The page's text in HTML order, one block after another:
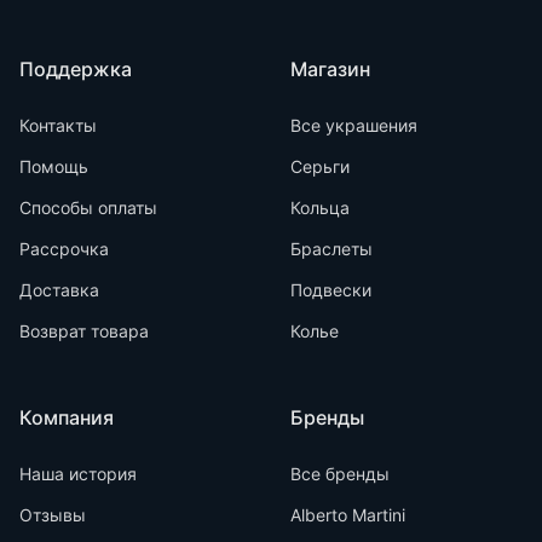
Поддержка
Контакты
Помощь
Способы оплаты
Рассрочка
Доставка
Возврат товара
Компания
Наша история
Отзывы
Магазин
Все украшения
Серьги
Кольца
Браслеты
Подвески
Колье
Бренды
Все бренды
Alberto Martini